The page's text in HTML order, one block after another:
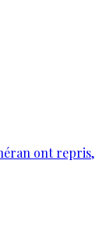
ont repris,